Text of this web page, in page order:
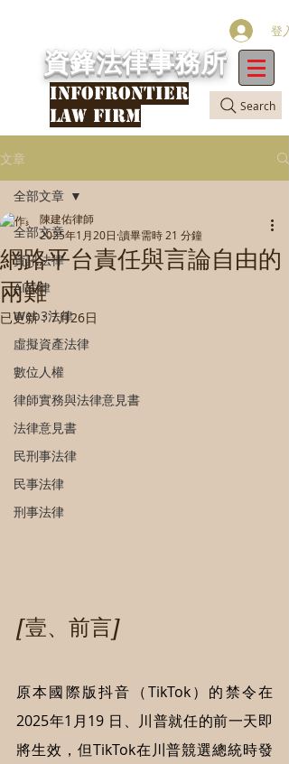
Search
登入
資鋒法律事務所
INFOFRONTIER
LAW FIRM
文章
全部文章
資訊法律
AI法律
Web3法律
虛擬資產法律
數位人權
律師實務與法律意見書
法律意見書
民刑事法律
民事法律
刑事法律
全部文章
網路平台責任與言論自由的
兩難
陳建佑律師
2025年1月20日 讀畢需時 21 分鐘
已更新：7月26日
[壹、前言]
原本國際版抖音（TikTok）的禁令在
2025年1月19 日、川普就任的前一天即
將生效，但TikTok在川普競選總統時發